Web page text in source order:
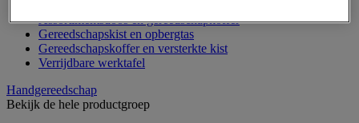
Assortimentsdoos en gereedschapkoffer
Gereedschapskist en opbergtas
Gereedschapskoffer en versterkte kist
Verrijdbare werktafel
Handgereedschap
Bekijk de hele productgroep